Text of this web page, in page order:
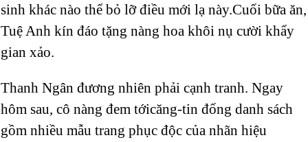
sinh khác nào thể bỏ lỡ điều mới lạ này.Cuối bữa ăn,
Tuệ Anh kín đáo tặng nàng hoa khôi nụ cười khẩy
gian xảo.
Thanh Ngân đương nhiên phải cạnh tranh. Ngay
hôm sau, cô nàng đem tớicăng-tin đống danh sách
gồm nhiều mẫu trang phục độc của nhãn hiệu